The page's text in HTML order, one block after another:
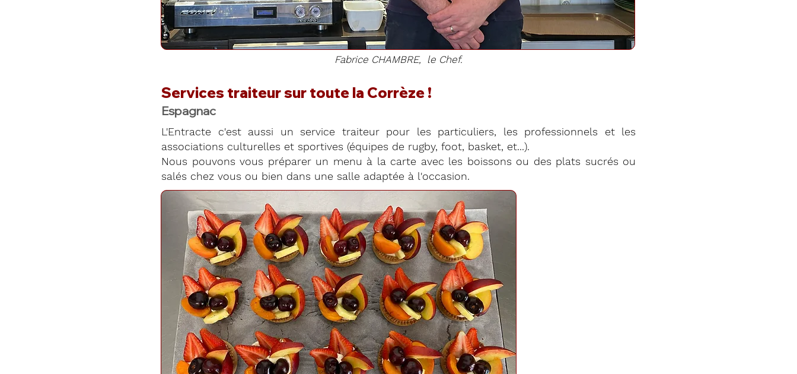
Fabrice CHAMBRE, le Chef.
Services traiteur sur toute la Corrèze !
Espagnac
L'Entracte c'est aussi un service traiteur pour les particuliers, les professionnels et les
associations culturelles et sportives (équipes de rugby, foot, basket, et...).
Nous pouvons vous préparer un menu à la carte avec les boissons ou des plats sucrés ou
salés chez vous ou bien dans une salle adaptée à l'occasion.